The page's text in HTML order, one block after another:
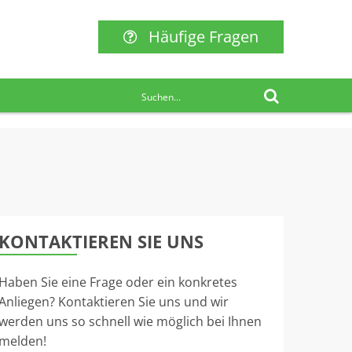
Häufige Fragen
KONTAKTIEREN SIE UNS
Haben Sie eine Frage oder ein konkretes
Kontaktieren Sie uns und wir
uns so schnell wie möglich bei Ihnen
melden!